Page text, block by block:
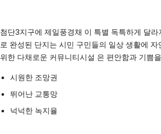
첨단3지구에 제일풍경채 이 특별 독특하게 달
로 완성된 단지는 시민 구민들의 일상 생활에
위한 다채로운 커뮤니티시설 은 편안함과 기쁨
시원한 조망권
뛰어난 교통망
넉넉한 녹지율